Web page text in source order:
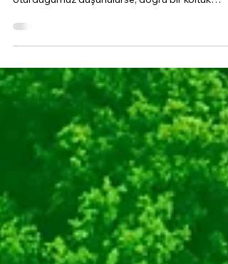
Bir ofis koltuğu, çalışma hayatının en önemli
oturduğumuz düşünülürse, doğru bir koltuk
seçimi sadece konfor değil; aynı zamanda sağlık,
da bu nedenle OfisRise , kaliteli, şık ve
koltuk tasarımlarıyla iş dünyasına modern
çözümler sunuyor. 🌿 Peki ofis koltuğu satın
alırken nelere dikkat etmeli? İşte detaylı
rehberimiz: 🔹 1. Ergonomik Tasarım Şart
Ergonomi, koltuğun